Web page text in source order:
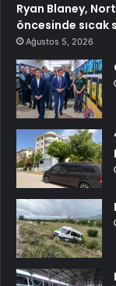
Ryan Blaney,
öncesinde
Ağustos 5, 2026